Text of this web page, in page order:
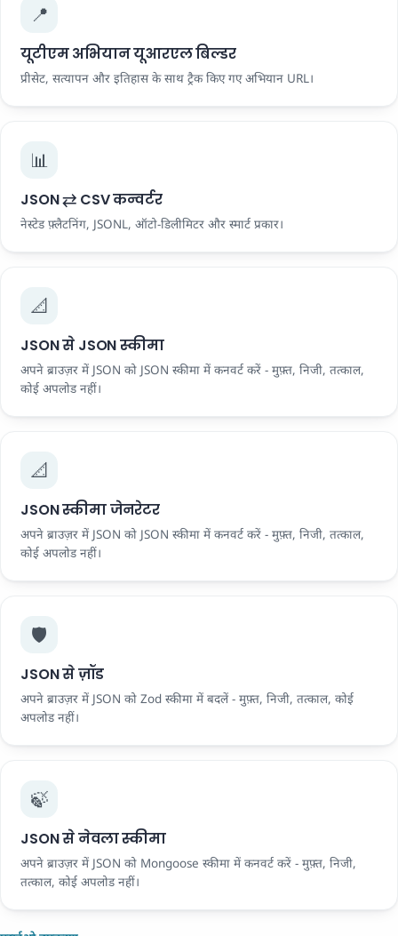
📍
यूटीएम अभियान यूआरएल बिल्डर
प्रीसेट, सत्यापन और इतिहास के साथ ट्रैक किए गए अभियान URL।
📊
JSON ⇄ CSV कन्वर्टर
नेस्टेड फ़्लैटनिंग, JSONL, ऑटो-डिलीमिटर और स्मार्ट प्रकार।
📐
JSON से JSON स्कीमा
अपने ब्राउज़र में JSON को JSON स्कीमा में कनवर्ट करें - मुफ़्त, निजी, तत्काल,
कोई अपलोड नहीं।
📐
JSON स्कीमा जेनरेटर
अपने ब्राउज़र में JSON को JSON स्कीमा में कनवर्ट करें - मुफ़्त, निजी, तत्काल,
कोई अपलोड नहीं।
🛡️
JSON से ज़ॉड
अपने ब्राउज़र में JSON को Zod स्कीमा में बदलें - मुफ़्त, निजी, तत्काल, कोई
अपलोड नहीं।
🍃
JSON से नेवला स्कीमा
अपने ब्राउज़र में JSON को Mongoose स्कीमा में कनवर्ट करें - मुफ़्त, निजी,
तत्काल, कोई अपलोड नहीं।